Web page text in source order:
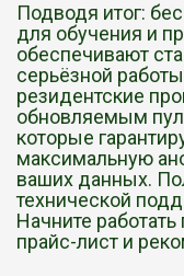
Подводя итог:
для обучения и
обеспечивают
серьёзной
резидентские
обновляемым
которые
максимальную
ваших данных.
технической
Начните
прайс-лист и